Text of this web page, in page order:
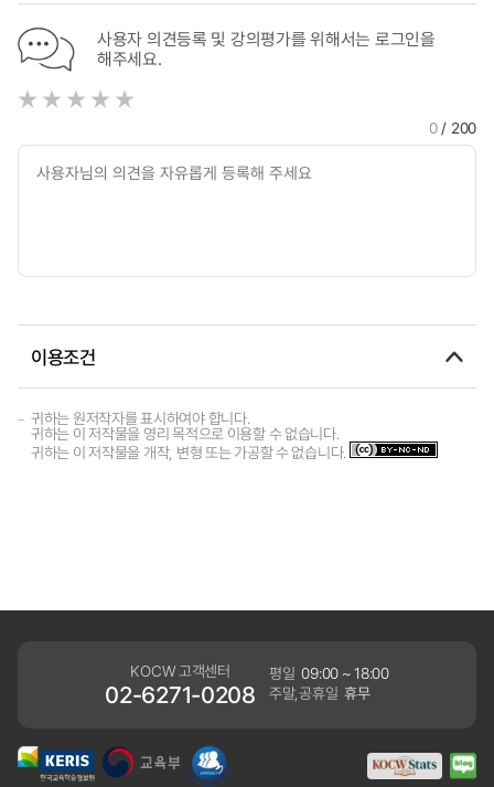
사용자 의견등록 및 강의평가를 위해서는 로그인을
해주세요.
0/ 200
이용조건
귀하는 원저작자를 표시하여야 합니다.
귀하는 이 저작물을 영리 목적으로 이용할 수 없습니다.
귀하는 이 저작물을 개작, 변형 또는 가공할 수 없습니다.
KOCW 고객센터
02-6271-0208
평일 09:00 ~ 18:00
주말,공휴일 휴무